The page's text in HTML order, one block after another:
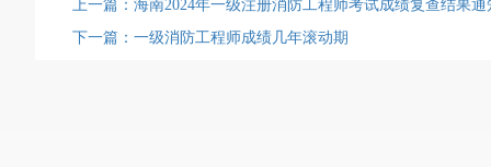
上一篇：海南2024年一级注册消防工程师考试成绩复查结果通
下一篇：一级消防工程师成绩几年滚动期